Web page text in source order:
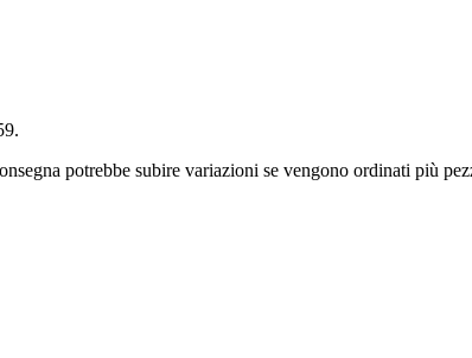
.
potrebbe subire variazioni se vengono ordinati più